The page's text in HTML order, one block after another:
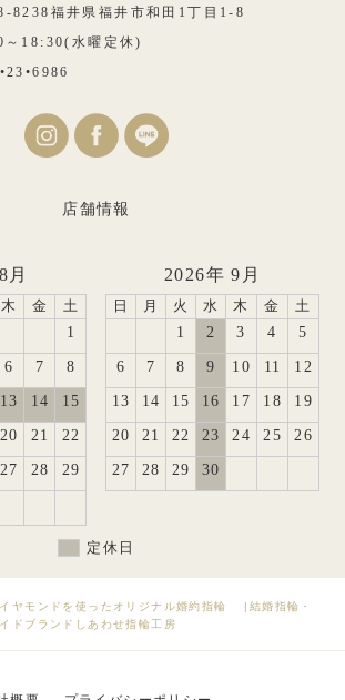
ヤモンドを使ったオリジナル婚約指輪
結婚指輪・
ドブランドしあわせ指輪工房
8238福井県福井市和田1丁目1-8
～18:30(水曜定休)
店舗情報
月
木 金 土
1
6 7 8
13 14 15
20 21 22
27 28 29
2026年 9月
日 月 火 水 木 金 土
1 2 3 4 5
6 7 8 9 10 11 12
13 14 15 16 17 18 19
20 21 22 23 24 25 26
27 28 29 30
定休日